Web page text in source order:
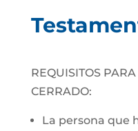
REQUISITOS
CERRADO:
La persona que